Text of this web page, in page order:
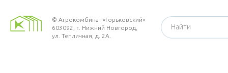
© Агрокомбинат «Горьковский»
603092, г. Нижний Новгород
ул. Тепличная, д. 2А.